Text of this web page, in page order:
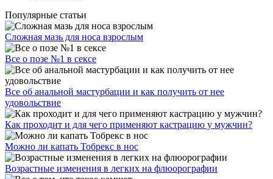
Популярные статьи
Сложная мазь для носа взрослым
Все о позе №1 в сексе
Все об анальной мастурбации и как получить от нее
удовольствие
Как проходит и для чего применяют кастрацию у мужчин?
Можно ли капать Тобрекс в нос
Возрастные изменения в легких на флюорографии